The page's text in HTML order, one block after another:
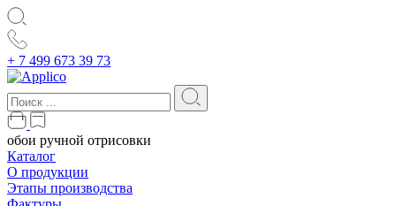
+ 7 499 673 39 73
обои ручной отрисовки
Каталог
О продукции
Этапы производства